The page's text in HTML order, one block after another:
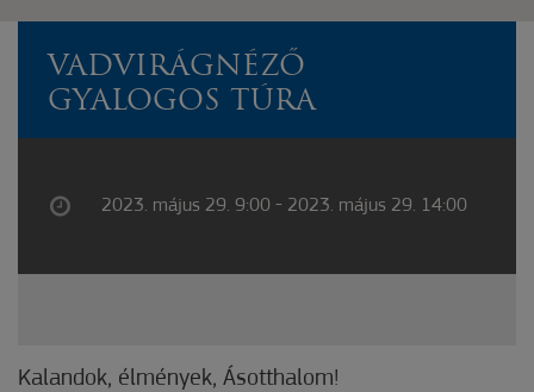
VADVIRÁGNÉZŐ
GYALOGOS TÚRA
2023. május 29. 9:00 - 2023. május 29. 14:00
Kalandok, élmények, Ásotthalom!